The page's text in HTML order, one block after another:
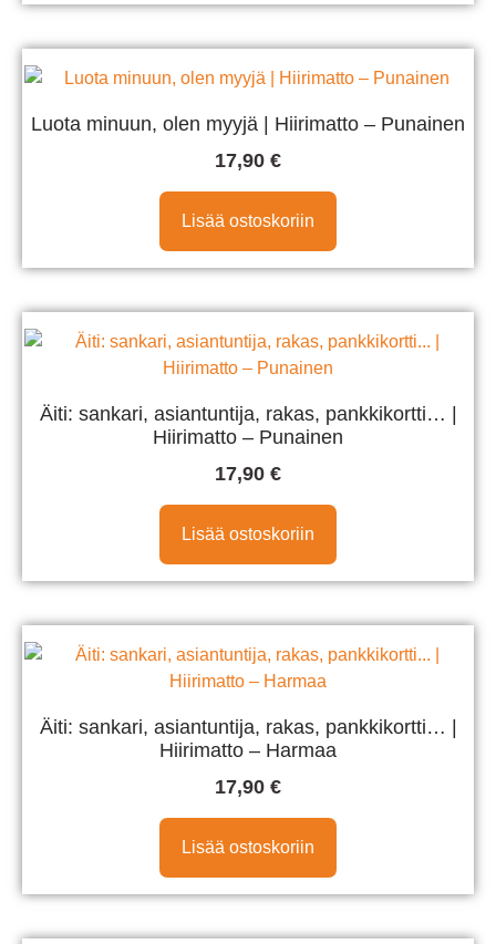
Luota minuun, olen myyjä | Hiirimatto – Punainen
17,90 €
Lisää ostoskoriin
Äiti: sankari, asiantuntija, rakas, pankkikortti… |
Hiirimatto – Punainen
17,90 €
Lisää ostoskoriin
Äiti: sankari, asiantuntija, rakas, pankkikortti… |
Hiirimatto – Harmaa
17,90 €
Lisää ostoskoriin